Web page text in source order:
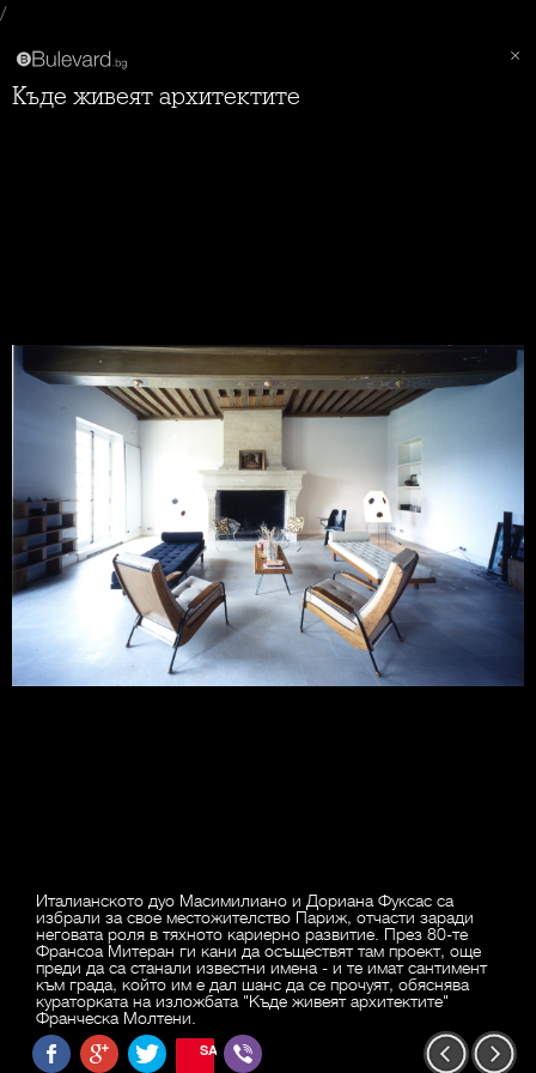
/
Къде живеят архитектите
Италианското дуо Масимилиано и Дориана Фуксас са
избрали за свое местожителство Париж, отчасти заради
неговата роля в тяхното кариерно развитие. През 80-те
Франсоа Митеран ги кани да осъществят там проект, още
преди да са станали известни имена - и те имат сантимент
към града, който им е дал шанс да се прочуят, обяснява
кураторката на изложбата "Къде живеят архитектите"
Франческа Молтени.
SAVE